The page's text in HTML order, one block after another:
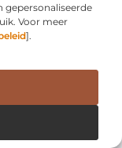
gepersonaliseerde
Voor meer
].